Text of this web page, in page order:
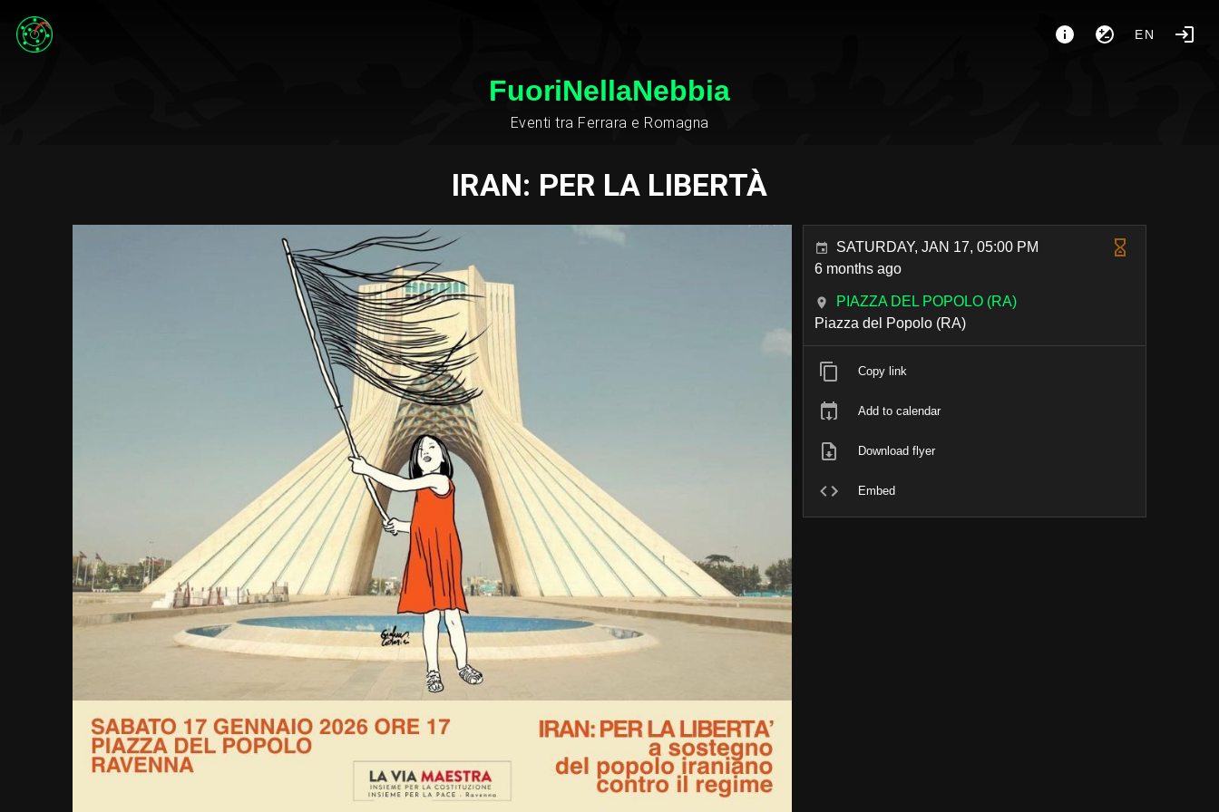
EN
FuoriNellaNebbia
Eventi tra Ferrara e Romagna
IRAN: PER LA LIBERTÀ
SATURDAY, JAN 17, 05:00 PM
6 months ago
PIAZZA DEL POPOLO (RA)
Piazza del Popolo (RA)
Copy link
Add to calendar
Download flyer
Embed